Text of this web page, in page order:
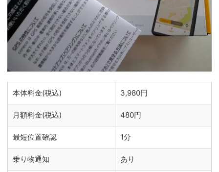
本体料金(税込) 3,980円
月額料金(税込) 480円
最短位置確認 1分
乗り物通知 あり